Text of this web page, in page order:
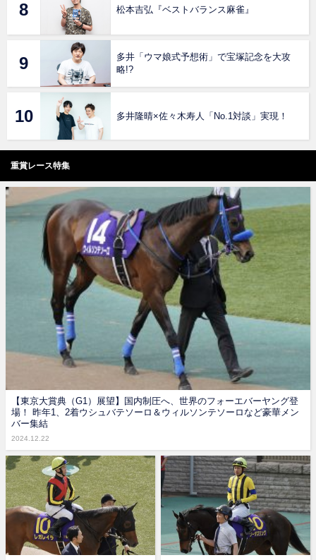
松本吉弘『ベストバランス麻雀』
多井「ウマ娘式予想術」で宝塚記念を大攻
略!?
多井隆晴×佐々木寿人「No.1対談」実現！
重賞レース特集
【東京大賞典（G1）展望】国内制圧へ、世界のフォーエバーヤング登
場！ 昨年1、2着ウシュバテソーロ＆ウィルソンテソーロなど豪華メン
バー集結
2024.12.22